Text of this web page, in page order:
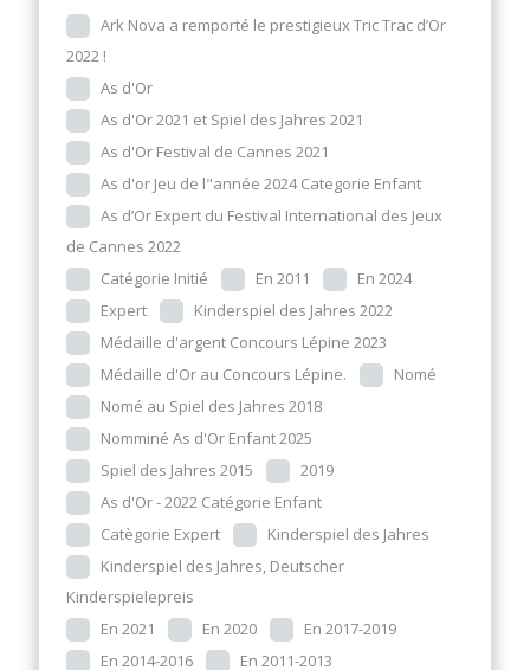
Ark Nova a remporté le prestigieux Tric Trac d’Or
2022 !
As d'Or
As d'Or 2021 et Spiel des Jahres 2021
As d'Or Festival de Cannes 2021
As d'or Jeu de l"année 2024 Categorie Enfant
As d’Or Expert du Festival International des Jeux
de Cannes 2022
Catégorie Initié
En 2011
En 2024
Expert
Kinderspiel des Jahres 2022
Médaille d'argent Concours Lépine 2023
Médaille d'Or au Concours Lépine.
Nomé
Nomé au Spiel des Jahres 2018
Nomminé As d'Or Enfant 2025
Spiel des Jahres 2015
2019
As d'Or - 2022 Catégorie Enfant
Catègorie Expert
Kinderspiel des Jahres
Kinderspiel des Jahres, Deutscher
Kinderspielepreis
En 2021
En 2020
En 2017-2019
En 2014-2016
En 2011-2013